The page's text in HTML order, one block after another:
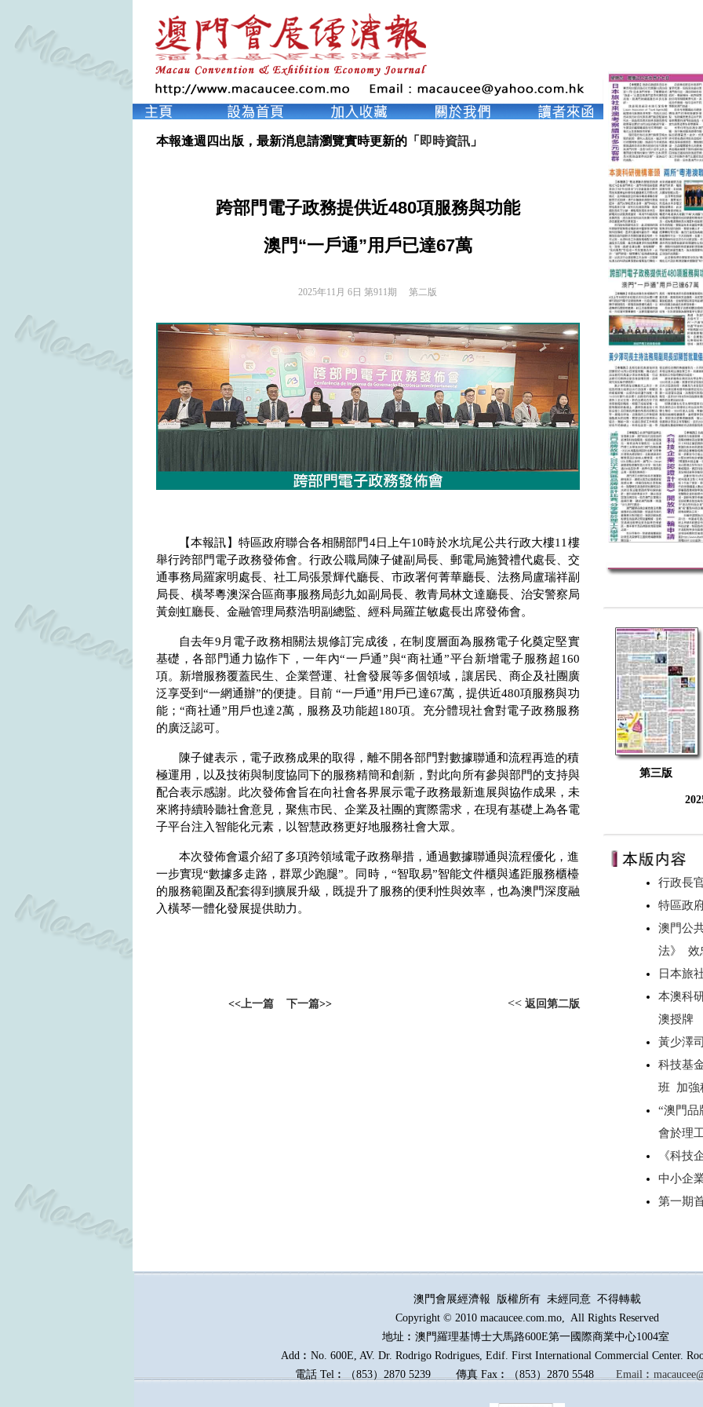
本報逢週四出版，最新消息請瀏覽實時更新的「 即時資訊」
跨部門電子政務提供近480項服務與功能
澳門“一戶通”用戶已達67萬
2025年11月 6日 第911期 第二版
【本報訊】特區政府聯合各相關部門4日上午10時於水坑尾公共行政大樓11 樓
舉行跨部門電子政務發佈會。行政公職局陳子健副局長、郵電局施贊禮代處長、交
通事務局羅家明處長、社工局張景輝代廳長、市政署何菁華廳長、法務局盧瑞祥副
局長、橫琴粵澳深合區商事服務局彭九如副局長、教青局林文達廳長、治安警察局
黃劍虹廳長、金融管理局蔡浩明副總監、經科局羅芷敏處長出席發佈會。
自去年9 月電子政務相關法規修訂完成後，在制度層面為服務電子化奠定堅實
基礎，各部門通力協作下，一年內“一戶通”與“商社通”平台新增電子服務超 160
項。新增服務覆蓋民生、企業營運、社會發展等多個領域，讓居民、商企及社團廣
泛享受到“一網通辦”的便捷。目前 “一戶通”用戶已達67萬，提供近480項服務與功
能；“商社通”用戶也達2萬，服務及功能超180項。充分體現社會對電子政務服務
的廣泛認可。
陳子健表示，電子政務成果的取得，離不開各部門對數據聯通和流程再造的積
極運用，以及技術與制度協同下的服務精簡和創新，對此向所有參與部門的支持與
配合表示感謝。此次發佈會旨在向社會各界展示電子政務最新進展與協作成果，未
來將持續聆聽社會意見，聚焦市民、企業及社團的實際需求，在現有基礎上為各電
子平台注入智能化元素，以智慧政務更好地服務社會大眾。
本次發佈會還介紹了多項跨領域電子政務舉措，通過數據聯通與流程優化，進
一步實現“數據多走路，群眾少跑腿”。同時，“智取易”智能文件櫃與遙距服務櫃檯
的服務範圍及配套得到擴展升級，既提升了服務的便利性與效率，也為澳門深度融
入橫琴一體化發展提供助力。
<<上一篇 下一篇>> << 返回第二版
第三版
行政長
特區政
澳門公
法》 效
日本旅
本澳科
澳授牌
黃少澤
科技基
班 加強
“澳門品
會於理
《科技
中小企
第一期
澳門會展經濟報 版權所有 未經同意 不得轉載
Copyright © 2010 macaucee.com.mo, All Rights Reserved
地址︰澳門羅理基博士大馬路600E第一國際商業中心1004室
Add︰No. 600E, AV. Dr. Rodrigo Rodrigues, Edif. First International Commercial Center.
電話 Tel︰（853）2870 5239傳真Fax︰（853）2870 5548 Email︰